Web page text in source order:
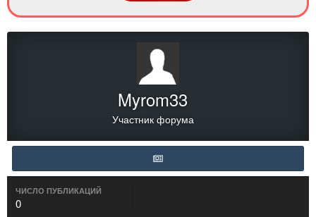
Myrom33
Участник форума
ЧИСЛО ПУБЛИКАЦИЙ
0